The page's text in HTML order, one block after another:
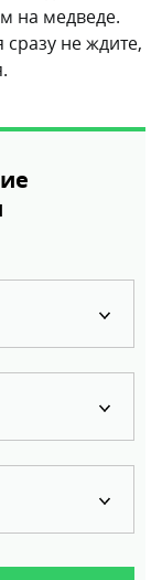
на медведе.
не ждите,